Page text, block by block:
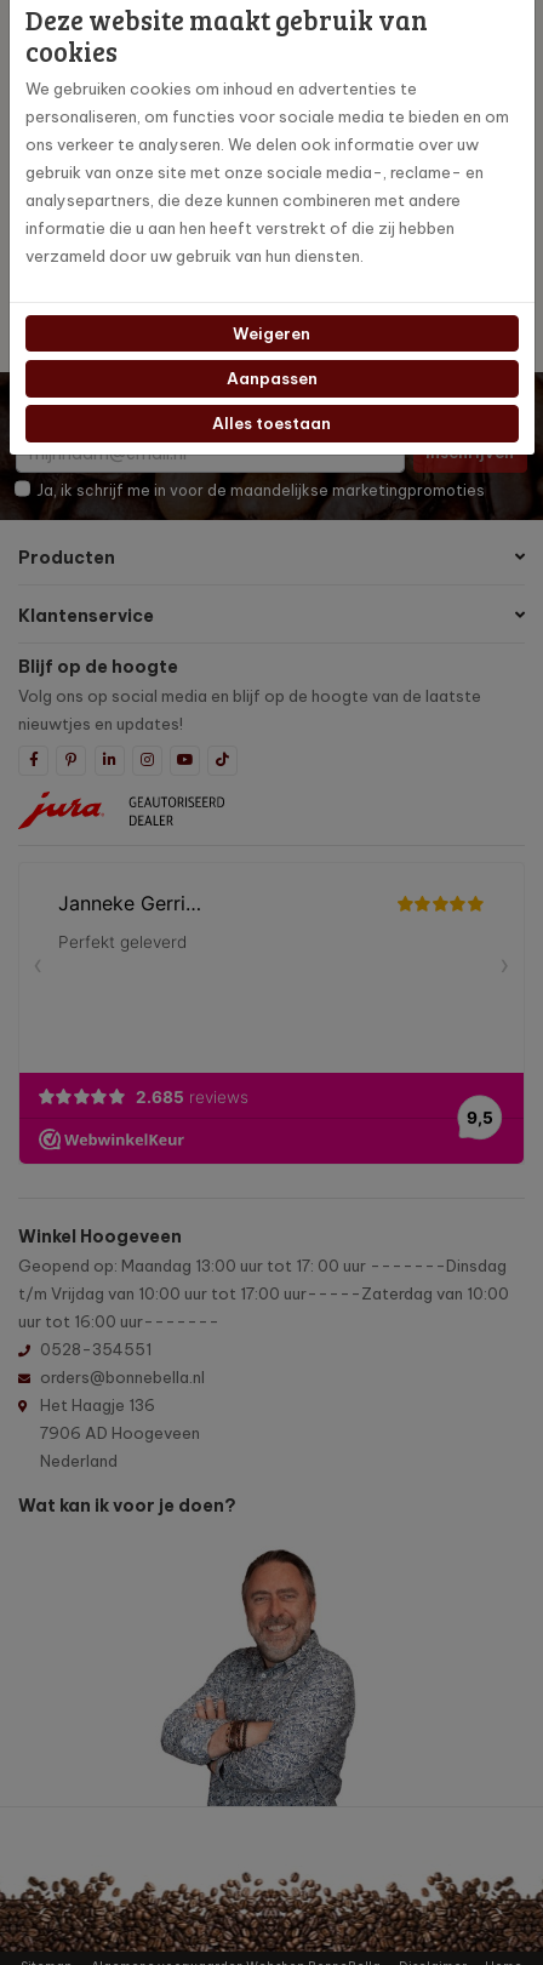
Merk
Aantal thee zakjes 12
Downloads
Bradley's favourite thee
Wil je op de hoogte blijven? Schrijf je dan in voor onze
digitale nieuwsbrief!
Inschrijven
Ja, ik schrijf me in voor de maandelijkse marketingpromoties
Producten
Klantenservice
Blijf op de hoogte
Volg ons op social media en blijf op de hoogte van de laatste
nieuwtjes en updates!
Winkel Hoogeveen
Geopend op: Maandag 13:00 uur tot 17: 00 uur -------Dinsdag
t/m Vrijdag van 10:00 uur tot 17:00 uur-----Zaterdag van 10:00
uur tot 16:00 uur-------
0528-354551
orders@bonnebella.nl
Het Haagje 136
7906 AD Hoogeveen
Nederland
Wat kan ik voor je doen?
Deze website maakt gebruik van
cookies
We gebruiken cookies om inhoud en advertenties te
personaliseren, om functies voor sociale media te bieden en om
ons verkeer te analyseren. We delen ook informatie over uw
gebruik van onze site met onze sociale media-, reclame- en
analysepartners, die deze kunnen combineren met andere
informatie die u aan hen heeft verstrekt of die zij hebben
verzameld door uw gebruik van hun diensten.
Weigeren
Aanpassen
Alles toestaan